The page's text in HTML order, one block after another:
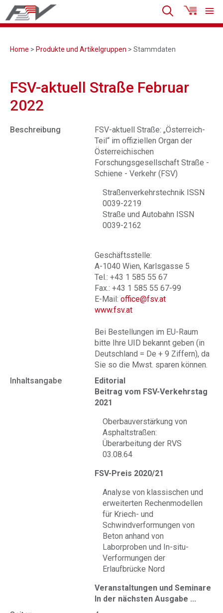
Home > Produkte und Artikelgruppen > Stammdaten
FSV-aktuell Straße Februar
2022
Beschreibung
FSV-aktuell Straße: „Österreich-
Teil“ im offiziellen Organ der
Österreichischen
Forschungsgesellschaft Straße -
Schiene - Verkehr (FSV)
Straßenverkehrstechnik ISSN
0039-2219
Straße und Autobahn ISSN
0039-2162
Geschäftsstelle:
A-1040 Wien, Karlsgasse 5
Tel.: +43 1 585 55 67
Fax.: +43 1 585 55 67-99
E-Mail: office@fsv.at
www.fsv.at
Bei Bestellungen im EU-Raum
bitte Ihre UID bekannt geben (in
Deutschland = De + 9 Ziffern), da
Sie so die Mwst. sparen können.
Inhaltsangabe
Editorial
Beitrag vom FSV-Verkehrstag
2021
Oberbauverstärkung von
Asphaltstraßen:
Überarbeitung der RVS
03.08.64
FSV-Preis 2020/21
Analyse von klassischen und
erweiterten Rechenmodellen
für Kriech- und
Schwindverformungen von
Beton anhand von
Laborproben und In-situ-
Verformungen der
Erlaufbrücke Nord
Veranstaltungen und Seminare
In der nächsten Ausgabe ...